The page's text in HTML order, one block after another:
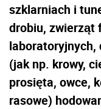
szklarniach i
drobiu, zwierząt
laboratoryjnych,
(jak np. krowy,
prosięta, owce,
rasowe)